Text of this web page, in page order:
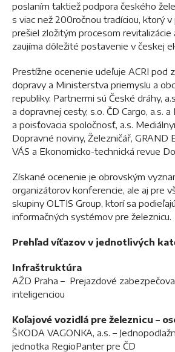
poslaním taktiež podpora českého
s viac než 200ročnou tradíciou, ktorý
prešiel zložitým procesom revitalizácie
zaujíma dôležité postavenie v českej
Prestížne ocenenie udeľuje ACRI pod
dopravy a Ministerstva priemyslu a
republiky. Partnermi sú České dráhy,
a dopravnej cesty, s.o. ČD Cargo, a.s.
a poisťovacia spoločnosť, a.s.
Dopravné noviny, Železničář, GRAND
VÁS a Ekonomicko-technická revue
Získané ocenenie je obrovským
organizátorov konferencie, ale aj pre
skupiny OLTIS Group, ktorí sa
informačných systémov pre železnicu.
Prehľad víťazov v jednotlivých
Infraštruktúra
AŽD Praha – Prejazdové
inteligenciou
Koľajové vozidlá pre železnicu –
ŠKODA VAGONKA, a.s. –
jednotka RegioPanter pre ČD